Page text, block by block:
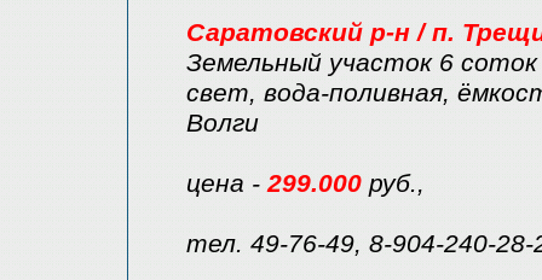
Саратовский р-н / п.
Земельный участок 6
свет, вода-поливная,
Волги
цена -299.000 руб.,
тел. 49-76-49, 8-904-240-28-